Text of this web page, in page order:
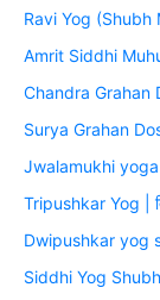
Ravi Yog (Shubh
Amrit Siddhi
Chandra Grahan
Surya Grahan
Jwalamukhi yoga
Tripushkar Yog |
Dwipushkar yog
Siddhi Yog